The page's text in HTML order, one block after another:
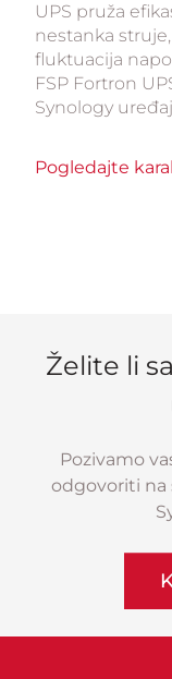
UPS pruža
nestanka
fluktuacija
FSP Fortron
Synology
Pogledajte
Želite li
Pozivamo
odgovoriti na